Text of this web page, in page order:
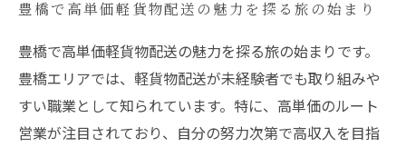
解剖
豊橋の街をより快適にするために取り組む配達
の裏側
あなたも豊橋で高収入への第一歩を踏み出そ
う！
豊橋で高単価軽貨物配送の魅力を探る旅の始まり
豊橋で高単価軽貨物配送の魅力を探る旅の始まりです。
豊橋エリアでは、軽貨物配送が未経験者でも取り組みや
すい職業として知られています。特に、高単価のルート
営業が注目されており、自分の努力次第で高収入を目指